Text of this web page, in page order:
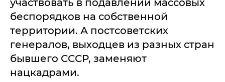
беспорядков на собственной
территории. А постсоветских
генералов, выходцев из разных стран
бывшего СССР, заменяют
нацкадрами.